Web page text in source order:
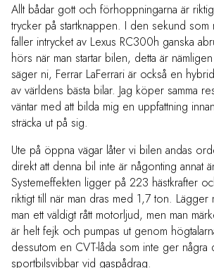
Allt bådar gott och förhoppningarna är
trycker på startknappen. I den sekund
faller intrycket av Lexus RC300h ganska
hörs när man startar bilen, detta är
säger ni, Ferrar LaFerrari är också en
av världens bästa bilar. Jag köper samma
väntar med att bilda mig en uppfattning
sträcka ut på sig.
Ute på öppna vägar låter vi bilen andas
direkt att denna bil inte är någonting annat
Systemeffekten ligger på 223 hästkrafter
riktigt till när man dras med 1,7 ton. Lägger
man ett väldigt rått motorljud, men man
är helt fejk och pumpas ut genom
dessutom en CVT-låda som inte ger några
sportbilsvibbar vid gaspådrag.